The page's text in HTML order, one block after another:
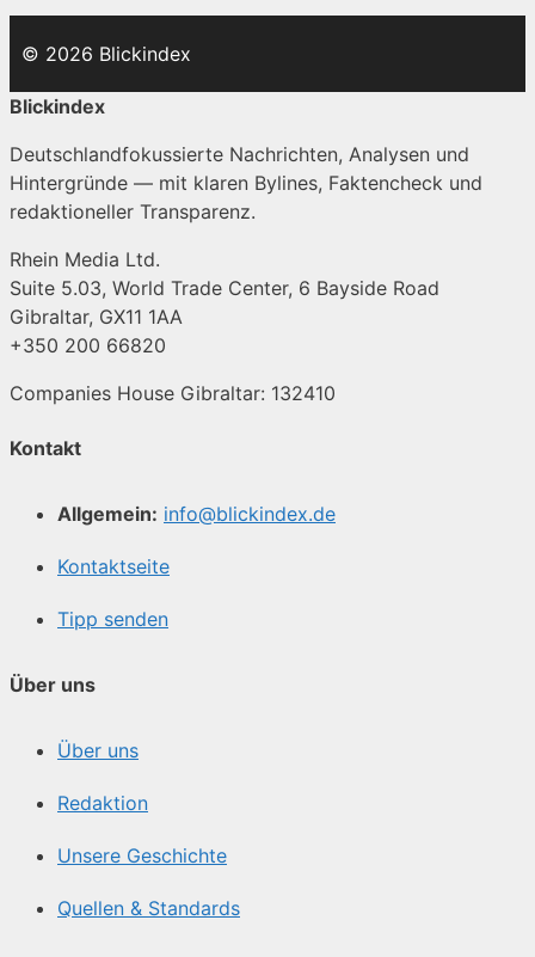
© 2026 Blickindex
Blickindex
Deutschlandfokussierte Nachrichten, Analysen und
Hintergründe — mit klaren Bylines, Faktencheck und
redaktioneller Transparenz.
Rhein Media Ltd.
Suite 5.03, World Trade Center, 6 Bayside Road
Gibraltar, GX11 1AA
+350 200 66820
Companies House Gibraltar: 132410
Kontakt
Allgemein: info@blickindex.de
Kontaktseite
Tipp senden
Über uns
Über uns
Redaktion
Unsere Geschichte
Quellen & Standards